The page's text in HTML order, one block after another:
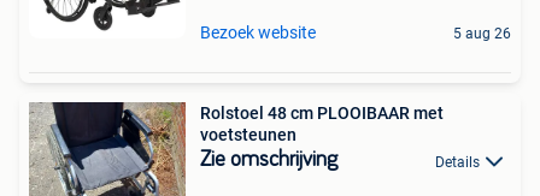
Bezoek website 5 aug 26
Rolstoel 48 cm PLOOIBAAR met
voetsteunen
Zie omschrijving Details